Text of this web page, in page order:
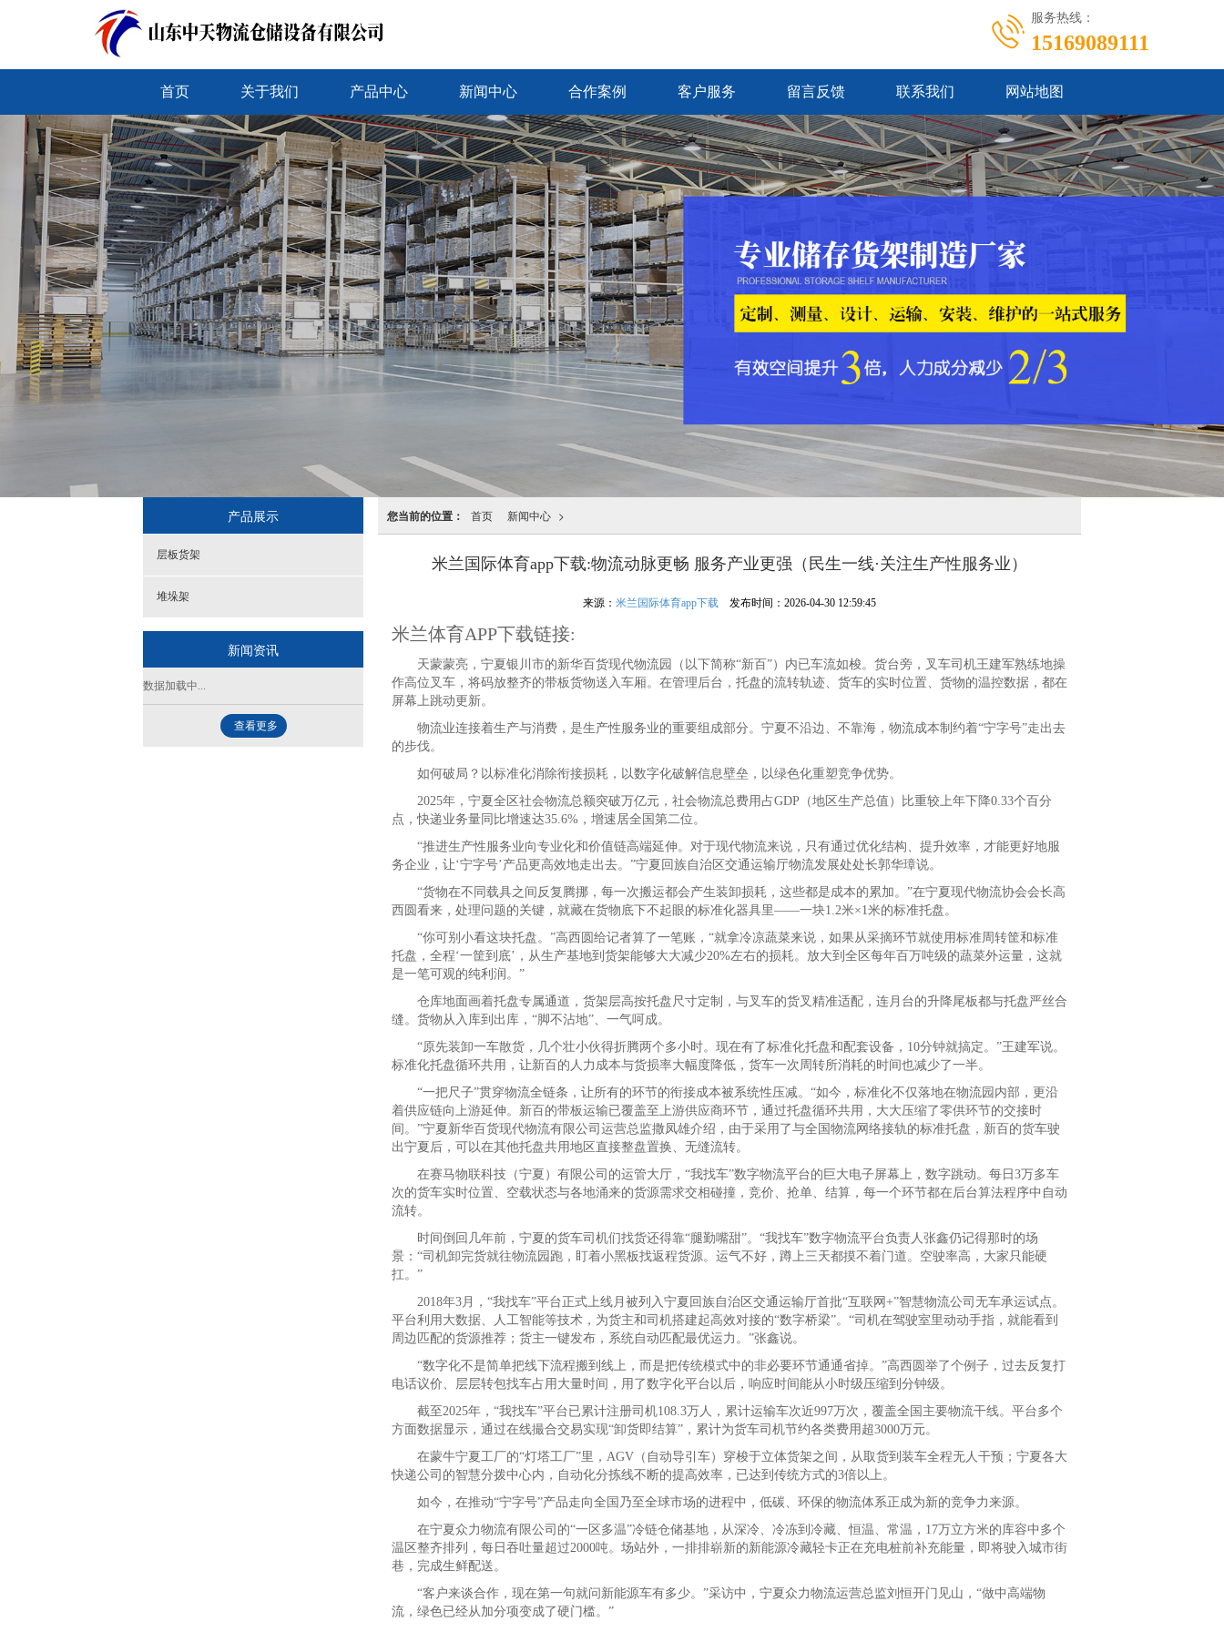
服务热线：
15169089111
首页 关于我们 产品中心 新闻中心 合作案例 客户服务 留言反馈 联系我们 网站地图
您当前的位置： 首页 >
新闻中心
米兰国际体育app下载:物流动脉更畅 服务产业更强（民生一线·关注生产性服务业）
来源： 米兰国际体育app下载发布时间：2026-04-30 12:59:45
米兰体育APP下载链接:
天蒙蒙亮，宁夏银川市的新华百货现代物流园（以下简称“新百”）内已车流如梭。货台旁，叉车司机王建军熟练地操
作高位叉车，将码放整齐的带板货物送入车厢。在管理后台，托盘的流转轨迹、货车的实时位置、货物的温控数据，都在
屏幕上跳动更新。
物流业连接着生产与消费，是生产性服务业的重要组成部分。宁夏不沿边、不靠海，物流成本制约着“宁字号”走出去
的步伐。
如何破局？以标准化消除衔接损耗，以数字化破解信息壁垒，以绿色化重塑竞争优势。
2025年，宁夏全区社会物流总额突破万亿元，社会物流总费用占GDP（地区生产总值）比重较上年下降0.33个百分
点，快递业务量同比增速达35.6%，增速居全国第二位。
“推进生产性服务业向专业化和价值链高端延伸。对于现代物流来说，只有通过优化结构、提升效率，才能更好地服
务企业，让‘宁字号’产品更高效地走出去。”宁夏回族自治区交通运输厅物流发展处处长郭华璋说。
“货物在不同载具之间反复腾挪，每一次搬运都会产生装卸损耗，这些都是成本的累加。”在宁夏现代物流协会会长高
西圆看来，处理问题的关键，就藏在货物底下不起眼的标准化器具里——一块1.2米×1米的标准托盘。
“你可别小看这块托盘。”高西圆给记者算了一笔账，“就拿冷凉蔬菜来说，如果从采摘环节就使用标准周转筐和标准
托盘，全程‘一筐到底’，从生产基地到货架能够大大减少20%左右的损耗。放大到全区每年百万吨级的蔬菜外运量，这就
是一笔可观的纯利润。”
仓库地面画着托盘专属通道，货架层高按托盘尺寸定制，与叉车的货叉精准适配，连月台的升降尾板都与托盘严丝合
缝。货物从入库到出库，“脚不沾地”、一气呵成。
“原先装卸一车散货，几个壮小伙得折腾两个多小时。现在有了标准化托盘和配套设备，10分钟就搞定。”王建军说。
标准化托盘循环共用，让新百的人力成本与货损率大幅度降低，货车一次周转所消耗的时间也减少了一半。
“一把尺子”贯穿物流全链条，让所有的环节的衔接成本被系统性压减。“如今，标准化不仅落地在物流园内部，更沿
着供应链向上游延伸。新百的带板运输已覆盖至上游供应商环节，通过托盘循环共用，大大压缩了零供环节的交接时
间。”宁夏新华百货现代物流有限公司运营总监撒凤雄介绍，由于采用了与全国物流网络接轨的标准托盘，新百的货车驶
出宁夏后，可以在其他托盘共用地区直接整盘置换、无缝流转。
在赛马物联科技（宁夏）有限公司的运管大厅，“我找车”数字物流平台的巨大电子屏幕上，数字跳动。每日3万多车
次的货车实时位置、空载状态与各地涌来的货源需求交相碰撞，竞价、抢单、结算，每一个环节都在后台算法程序中自动
流转。
时间倒回几年前，宁夏的货车司机们找货还得靠“腿勤嘴甜”。“我找车”数字物流平台负责人张鑫仍记得那时的场
景：“司机卸完货就往物流园跑，盯着小黑板找返程货源。运气不好，蹲上三天都摸不着门道。空驶率高，大家只能硬
扛。”
2018年3月，“我找车”平台正式上线月被列入宁夏回族自治区交通运输厅首批“互联网+”智慧物流公司无车承运试点。
平台利用大数据、人工智能等技术，为货主和司机搭建起高效对接的“数字桥梁”。“司机在驾驶室里动动手指，就能看到
周边匹配的货源推荐；货主一键发布，系统自动匹配最优运力。”张鑫说。
“数字化不是简单把线下流程搬到线上，而是把传统模式中的非必要环节通通省掉。”高西圆举了个例子，过去反复打
电话议价、层层转包找车占用大量时间，用了数字化平台以后，响应时间能从小时级压缩到分钟级。
截至2025年，“我找车”平台已累计注册司机108.3万人，累计运输车次近997万次，覆盖全国主要物流干线。平台多个
方面数据显示，通过在线撮合交易实现“卸货即结算”，累计为货车司机节约各类费用超3000万元。
在蒙牛宁夏工厂的“灯塔工厂”里，AGV（自动导引车）穿梭于立体货架之间，从取货到装车全程无人干预；宁夏各大
快递公司的智慧分拨中心内，自动化分拣线不断的提高效率，已达到传统方式的3倍以上。
如今，在推动“宁字号”产品走向全国乃至全球市场的进程中，低碳、环保的物流体系正成为新的竞争力来源。
在宁夏众力物流有限公司的“一区多温”冷链仓储基地，从深冷、冷冻到冷藏、恒温、常温，17万立方米的库容中多个
温区整齐排列，每日吞吐量超过2000吨。场站外，一排排崭新的新能源冷藏轻卡正在充电桩前补充能量，即将驶入城市街
巷，完成生鲜配送。
“客户来谈合作，现在第一句就问新能源车有多少。”采访中，宁夏众力物流运营总监刘恒开门见山，“做中高端物
流，绿色已经从加分项变成了硬门槛。”
产品展示
层板货架
堆垛架
新闻资讯
数据加载中...
查看更多